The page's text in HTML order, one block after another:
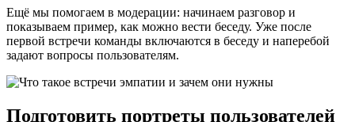
Ещё мы помогаем в модерации: начинаем разговор и
показываем пример, как можно вести беседу. Уже после
первой встречи команды включаются в беседу и наперебой
задают вопросы пользователям.
Подготовить портреты пользователей